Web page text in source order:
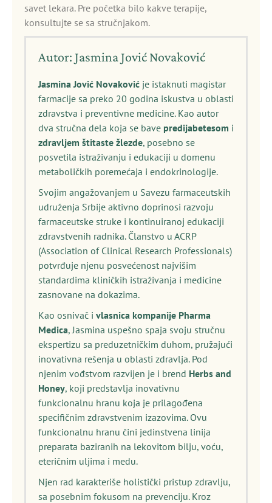
savet lekara. Pre početka bilo kakve terapije,
konsultujte se sa stručnjakom.
Autor: Jasmina Jović Novaković
Jasmina Jović Novaković je istaknuti magistar
farmacije sa preko 20 godina iskustva u oblasti
zdravstva i preventivne medicine. Kao autor
dva stručna dela koja se bave predijabetesom i
zdravljem štitaste žlezde, posebno se
posvetila istraživanju i edukaciji u domenu
metaboličkih poremećaja i endokrinologije.
Svojim angažovanjem u Savezu farmaceutskih
udruženja Srbije aktivno doprinosi razvoju
farmaceutske struke i kontinuiranoj edukaciji
zdravstvenih radnika. Članstvo u ACRP
(Association of Clinical Research Professionals)
potvrđuje njenu posvećenost najvišim
standardima kliničkih istraživanja i medicine
zasnovane na dokazima.
Kao osnivač i vlasnica kompanije Pharma
Medica, Jasmina uspešno spaja svoju stručnu
ekspertizu sa preduzetničkim duhom, pružajući
inovativna rešenja u oblasti zdravlja. Pod
njenim vođstvom razvijen je i brend Herbs and
Honey, koji predstavlja inovativnu
funkcionalnu hranu koja je prilagođena
specifičnim zdravstvenim izazovima. Ovu
funkcionalnu hranu čini jedinstvena linija
preparata baziranih na lekovitom bilju, voću,
eteričnim uljima i medu.
Njen rad karakteriše holistički pristup zdravlju,
sa posebnim fokusom na prevenciju. Kroz